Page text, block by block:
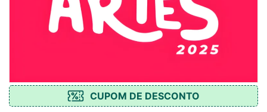
CUPOM DE DESCONTO